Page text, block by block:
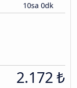
10sa 0dk
2.172 ₺